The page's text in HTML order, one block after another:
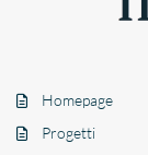
Homepage
Progetti